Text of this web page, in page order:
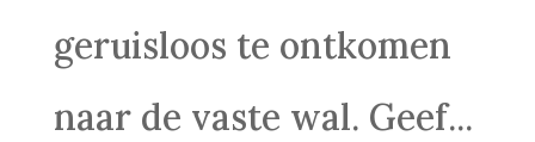
geruisloos te ontkomen
naar de vaste wal. Geef...